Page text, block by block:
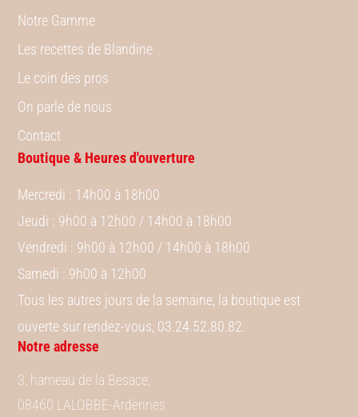
Notre Gamme
Les recettes de Blandine
Le coin des pros
On parle de nous
Contact
Boutique & Heures d'ouverture
Mercredi : 14h00 à 18h00
Jeudi : 9h00 à 12h00 / 14h00 à 18h00
Vendredi : 9h00 à 12h00 / 14h00 à 18h00
Samedi : 9h00 à 12h00
Tous les autres jours de la semaine, la boutique est
ouverte sur rendez-vous, 03.24.52.80.82.
Notre adresse
3, hameau de la Besace,
08460 LALOBBE-Ardennes